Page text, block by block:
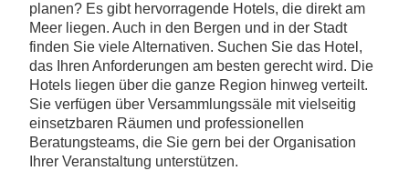
planen? Es gibt hervorragende Hotels, die direkt am
Meer liegen. Auch in den Bergen und in der Stadt
finden Sie viele Alternativen. Suchen Sie das Hotel,
das Ihren Anforderungen am besten gerecht wird. Die
Hotels liegen über die ganze Region hinweg verteilt.
Sie verfügen über Versammlungssäle mit vielseitig
einsetzbaren Räumen und professionellen
Beratungsteams, die Sie gern bei der Organisation
Ihrer Veranstaltung unterstützen.